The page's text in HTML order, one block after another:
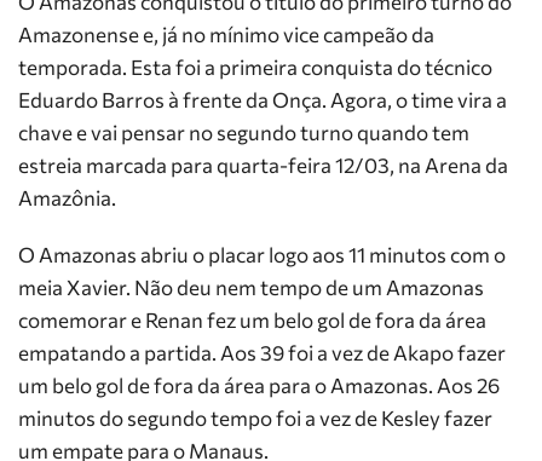
Amazonense e, já no mínimo vice campeão da
temporada. Esta foi a primeira conquista do técnico
Eduardo Barros à frente da Onça. Agora, o time vira a
chave e vai pensar no segundo turno quando tem
estreia marcada para quarta-feira 12/03, na Arena da
Amazônia.
O Amazonas abriu o placar logo aos 11 minutos com o
meia Xavier. Não deu nem tempo de um Amazonas
comemorar e Renan fez um belo gol de fora da área
empatando a partida. Aos 39 foi a vez de Akapo fazer
um belo gol de fora da área para o Amazonas. Aos 26
minutos do segundo tempo foi a vez de Kesley fazer
um empate para o Manaus.